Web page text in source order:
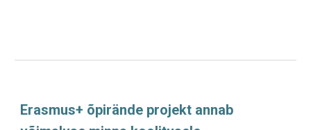
Erasmus+ õpirände projekt annab